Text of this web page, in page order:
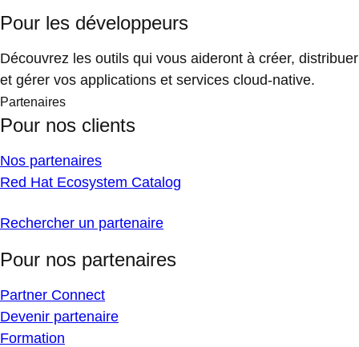
Pour les développeurs
Découvrez les outils qui vous aideront à créer, distribuer
et gérer vos applications et services cloud-native.
Partenaires
Pour nos clients
Nos partenaires
Red Hat Ecosystem Catalog
Rechercher un partenaire
Pour nos partenaires
Partner Connect
Devenir partenaire
Formation